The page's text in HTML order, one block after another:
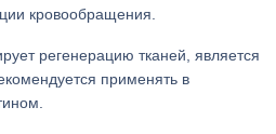
кровообращения.
регенерацию тканей, является
применять в